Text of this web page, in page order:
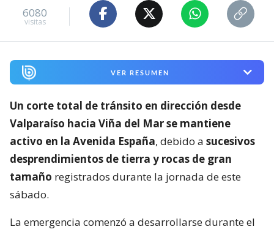
6080
visitas
VER RESUMEN
Un corte total de tránsito en dirección desde
Valparaíso hacia Viña del Mar se mantiene
activo en la Avenida España, debido a sucesivos
desprendimientos de tierra y rocas de gran
tamaño registrados durante la jornada de este
sábado.
La emergencia comenzó a desarrollarse durante el